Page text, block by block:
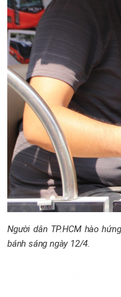
Người dân TP.HCM hào
bánh sáng ngày 12/4.